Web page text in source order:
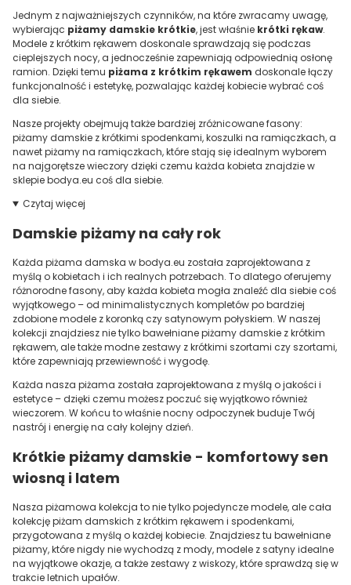
Jednym z najważniejszych czynników, na które zwracamy uwagę,
wybierając piżamy damskie krótkie, jest właśnie krótki rękaw.
Modele z krótkim rękawem doskonale sprawdzają się podczas
cieplejszych nocy, a jednocześnie zapewniają odpowiednią osłonę
ramion. Dzięki temu piżama z krótkim rękawem doskonale łączy
funkcjonalność i estetykę, pozwalając każdej kobiecie wybrać coś
dla siebie.
Nasze projekty obejmują także bardziej zróżnicowane fasony:
piżamy damskie z krótkimi spodenkami, koszulki na ramiączkach, a
nawet piżamy na ramiączkach, które stają się idealnym wyborem
na najgorętsze wieczory dzięki czemu każda kobieta znajdzie w
sklepie bodya.eu coś dla siebie.
Czytaj więcej
Damskie piżamy na cały rok
Każda piżama damska w bodya.eu została zaprojektowana z
myślą o kobietach i ich realnych potrzebach. To dlatego oferujemy
różnorodne fasony, aby każda kobieta mogła znaleźć dla siebie coś
wyjątkowego – od minimalistycznych kompletów po bardziej
zdobione modele z koronką czy satynowym połyskiem. W naszej
kolekcji znajdziesz nie tylko bawełniane piżamy damskie z krótkim
rękawem, ale także modne zestawy z krótkimi szortami czy szortami,
które zapewniają przewiewność i wygodę.
Każda nasza piżama została zaprojektowana z myślą o jakości i
estetyce – dzięki czemu możesz poczuć się wyjątkowo również
wieczorem. W końcu to właśnie nocny odpoczynek buduje Twój
nastrój i energię na cały kolejny dzień.
Krótkie piżamy damskie - komfortowy sen
wiosną i latem
Nasza piżamowa kolekcja to nie tylko pojedyncze modele, ale cała
kolekcję piżam damskich z krótkim rękawem i spodenkami,
przygotowana z myślą o każdej kobiecie. Znajdziesz tu bawełniane
piżamy, które nigdy nie wychodzą z mody, modele z satyny idealne
na wyjątkowe okazje, a także zestawy z wiskozy, które sprawdzą się w
trakcie letnich upałów.